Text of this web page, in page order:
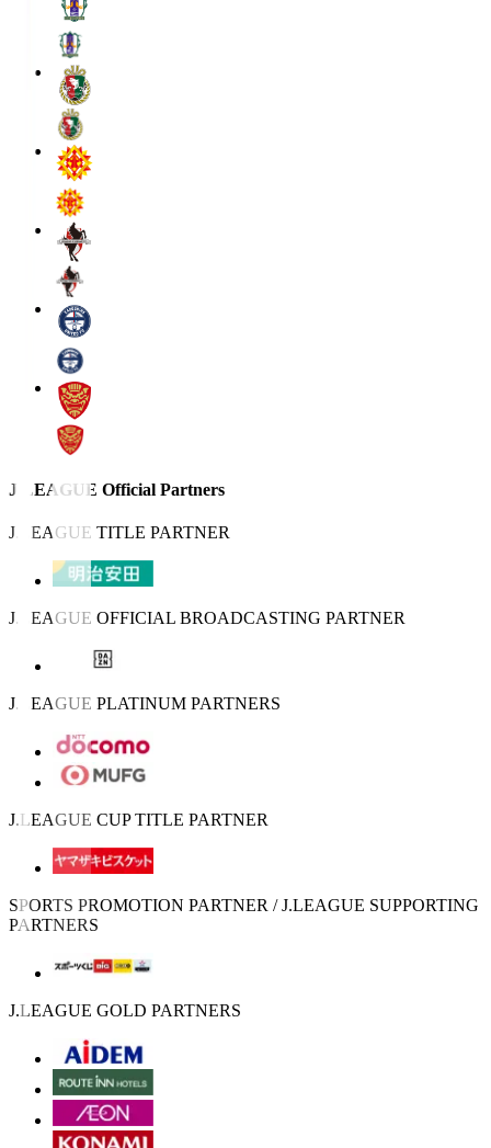
J.LEAGUE Official Partners
J.LEAGUE TITLE PARTNER
J.LEAGUE OFFICIAL BROADCASTING PARTNER
J.LEAGUE PLATINUM PARTNERS
J.LEAGUE CUP TITLE PARTNER
SPORTS PROMOTION PARTNER / J.LEAGUE SUPPORTING
PARTNERS
J.LEAGUE GOLD PARTNERS